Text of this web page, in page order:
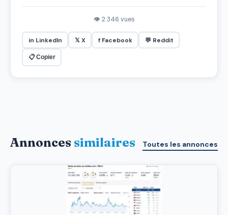
👁 2 346 vues
in LinkedIn 𝕏 X f Facebook 💬 Reddit
📋 Copier
Annonces similaires Toutes les annonces